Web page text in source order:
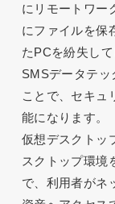
にリモートワー
にファイルを保
たPCを紛失し
SMSデータテッ
ことで、セキュ
能になります。
仮想デスクトッ
スクトップ環境
で、利用者がネ